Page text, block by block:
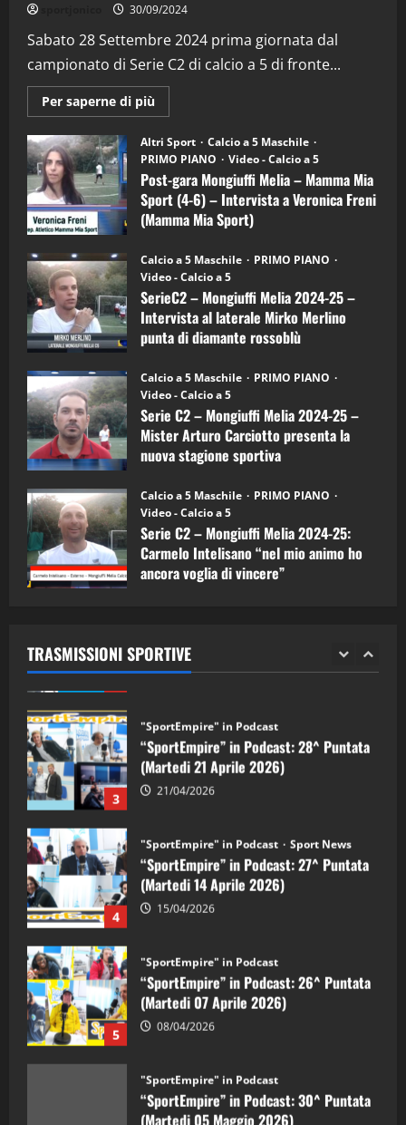
30/09/2024
Sabato 28 Settembre 2024 prima giornata dal
campionato di Serie C2 di calcio a 5 di fronte...
Per saperne di più
informazioni
Post-
gara
Mongiuffi
Melia
–
Mamma
Mia
Sport
6)
–
Intervista
a
mister
Arturo
Carciotto
(Mongiuffi
Altri Sport
Calcio a 5 Maschile
PRIMO PIANO
Video - Calcio a 5
Post-gara Mongiuffi Melia – Mamma Mia
Sport (4-6) – Intervista a Veronica Freni
(Mamma Mia Sport)
Calcio a 5 Maschile
PRIMO PIANO
Video - Calcio a 5
SerieC2 – Mongiuffi Melia 2024-25 –
Intervista al laterale Mirko Merlino
punta di diamante rossoblù
Calcio a 5 Maschile
PRIMO PIANO
Video - Calcio a 5
Serie C2 – Mongiuffi Melia 2024-25 –
Mister Arturo Carciotto presenta la
nuova stagione sportiva
Calcio a 5 Maschile
PRIMO PIANO
Video - Calcio a 5
Serie C2 – Mongiuffi Melia 2024-25:
Carmelo Intelisano “nel mio animo ho
ancora voglia di vincere”
TRASMISSIONI SPORTIVE
2
“SportEmpire” in Podcast: 29^ Puntata
(Martedi 28 Aprile 2026)
28/04/2026
3
"SportEmpire" in Podcast
“SportEmpire” in Podcast: 28^ Puntata
(Martedi 21 Aprile 2026)
21/04/2026
4
“SportEmpire” in Podcast: 27^ Puntata
(Martedi 14 Aprile 2026)
15/04/2026
5
“SportEmpire” in Podcast: 26^ Puntata
(Martedi 07 Aprile 2026)
08/04/2026
1
“SportEmpire” in Podcast: 30^ Puntata
(Martedi 05 Maggio 2026)
08/05/2026
2 28/04/2026
3
“SportEmpire” in Podcast: 28^ Puntata
(Martedi 21 Aprile 2026)
21/04/2026
4
“SportEmpire” in Podcast: 27^ Puntata
(Martedi 14 Aprile 2026)
15/04/2026
5
“SportEmpire” in Podcast: 26^ Puntata
(Martedi 07 Aprile 2026)
08/04/2026
“SportEmpire” in Podcast: 30^ Puntata
(Martedi 05 Maggio 2026)